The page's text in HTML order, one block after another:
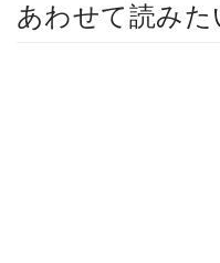
あわせて読みた